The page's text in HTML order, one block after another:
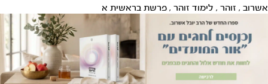
אשרוב , זוהר , לימוד זוהר , פרשת בראשית א